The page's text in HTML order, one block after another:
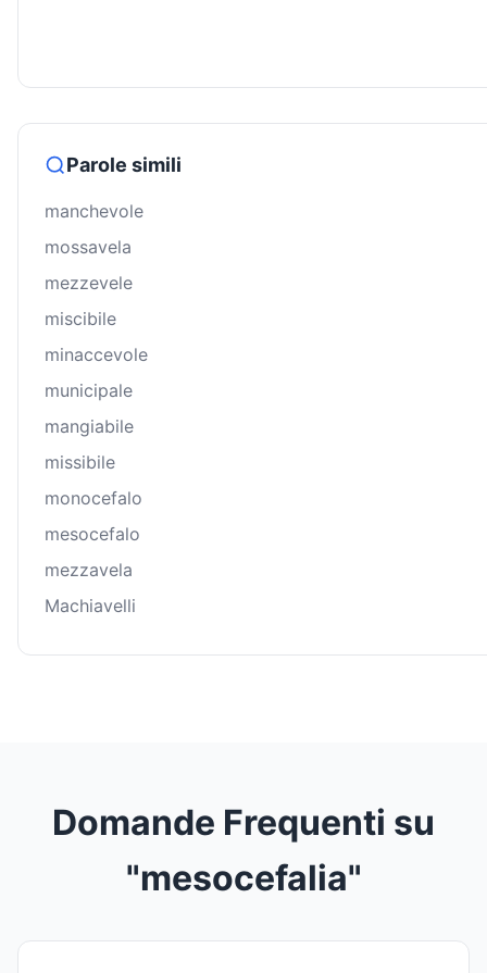
Parole simili
manchevole
mossavela
mezzevele
miscibile
minaccevole
municipale
mangiabile
missibile
monocefalo
mesocefalo
mezzavela
Machiavelli
Domande Frequenti su
"mesocefalia"